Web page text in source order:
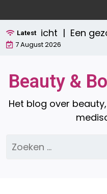
naar
de
inhoud
Latest
Een gezond
7 August 2026
Beauty &
Het blog over
Zoeken
naar: